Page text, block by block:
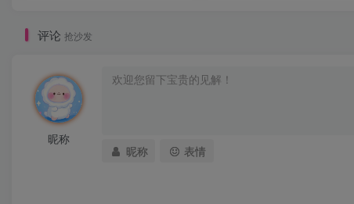
评论 抢沙发
昵称
昵称 表情